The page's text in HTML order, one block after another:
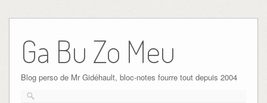
Ga Bu Zo Meu
Blog perso de Mr Gidéhault, bloc-notes fourre tout depuis 2004